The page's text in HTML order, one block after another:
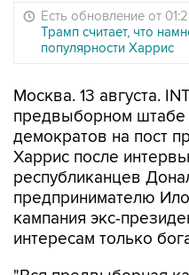
Есть обновление от
Трамп считает, что
популярности Харрис
Москва. 13 августа.
предвыборном штабе
демократов на пост
Харрис после
республиканцев
предпринимателю
кампания экс-
интересам только